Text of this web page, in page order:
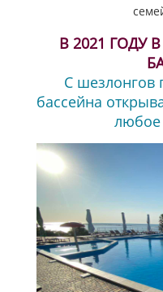
В 2021 ГОДУ
С шезлонгов
бассейна
любое